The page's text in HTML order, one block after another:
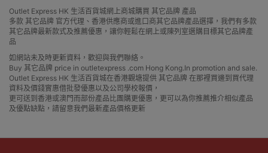
Outlet Express HK 生活百貨城網上商城購買 其它品牌 產品
多款 其它品牌 官方代理、香港供應商或進口商其它品牌產品選擇，我們有多款
其它品牌最新款式及推薦優惠，讓你輕鬆在網上或陳列室選購目標其它品牌產
品
如網站未及時更新資料，歡迎與我們聯絡。
Buy 其它品牌 price in outletexpress .com Hong Kong.In promotion and sale.
Outlet Express HK 生活百貨城在香港觀塘提供 其它品牌 在那裡買邊到買代理
資料及價錢實惠借批發優惠以及公司學校報價，
更可送到香港或澳門而部份產品比團購更優惠，更可以為你推薦推介相似產品
及優點缺點，請留意我們最新產品價格更新